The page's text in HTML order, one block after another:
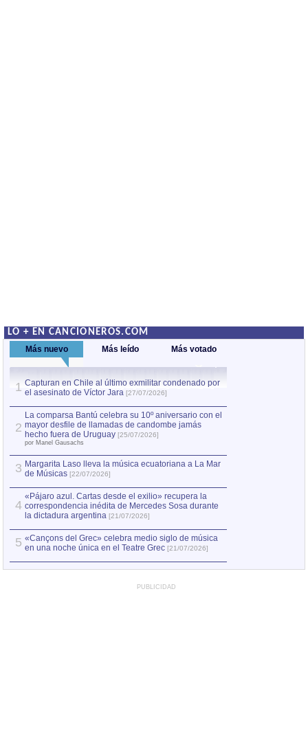
LO + EN CANCIONEROS.COM
Más nuevo Más leído Más votado
1 Capturan en Chile al último exmilitar condenado por
el asesinato de Víctor Jara [27/07/2026]
2
La comparsa Bantú celebra su 10º aniversario con el
mayor desfile de llamadas de candombe jamás
hecho fuera de Uruguay [25/07/2026]
por Manel Gausachs
3 Margarita Laso lleva la música ecuatoriana a La Mar
de Músicas [22/07/2026]
4
«Pájaro azul. Cartas desde el exilio» recupera la
correspondencia inédita de Mercedes Sosa durante
la dictadura argentina [21/07/2026]
5 «Cançons del Grec» celebra medio siglo de música
en una noche única en el Teatre Grec [21/07/2026]
PUBLICIDAD